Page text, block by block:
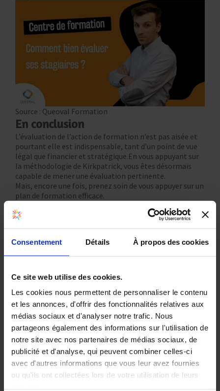
Consentement Détails À propos des cookies
Ce site web utilise des cookies.
Les cookies nous permettent de personnaliser le contenu
et les annonces, d'offrir des fonctionnalités relatives aux
médias sociaux et d'analyser notre trafic. Nous
partageons également des informations sur l'utilisation de
notre site avec nos partenaires de médias sociaux, de
publicité et d'analyse, qui peuvent combiner celles-ci
avec d'autres informations que vous leur avez fournies
ou qu'ils ont collectées lors de votre utilisation de leurs
Source : Queoval Formation
En conclusion
L’évaluation de l’action de formation n’est pas aisée et
pourtant elle est indispensable, tant d’un point de vue
légal que financier et stratégique.En vous appuyant sur
la méthodologie de Kirkpatrick, vous êtes désormais
capable de mener une évaluation pertinente.
Mais, encore une fois, prenez soin de vous appuyer sur un
plan de formation efficace.
Cécile Vienne
Cécile Vienne